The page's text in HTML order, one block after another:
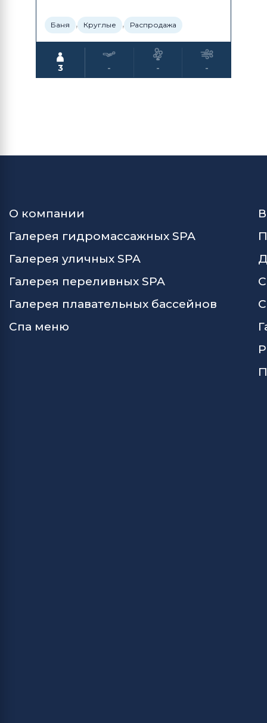
Баня , Круглые , Распродажа
3 - - -
О компании
Галерея гидромассажных SPA
Галерея уличных SPA
Галерея переливных SPA
Галерея плавательных бассейнов
Спа меню